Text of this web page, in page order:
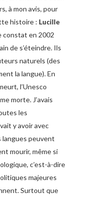
à mon avis, pour
histoire : Lucille
constat en 2002
de s’éteindre. Ils
naturels (des
la langue). En
l’Unesco
morte. J’avais
les
y avoir avec
langues peuvent
mourir, même si
c’est-à-dire
majeures
Surtout que